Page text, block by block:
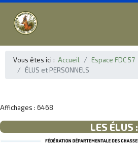
Vous êtes ici : Accueil Espace FDC 57
ÉLUS et PERSONNELS
Affichages : 6468
LES ÉLUS :